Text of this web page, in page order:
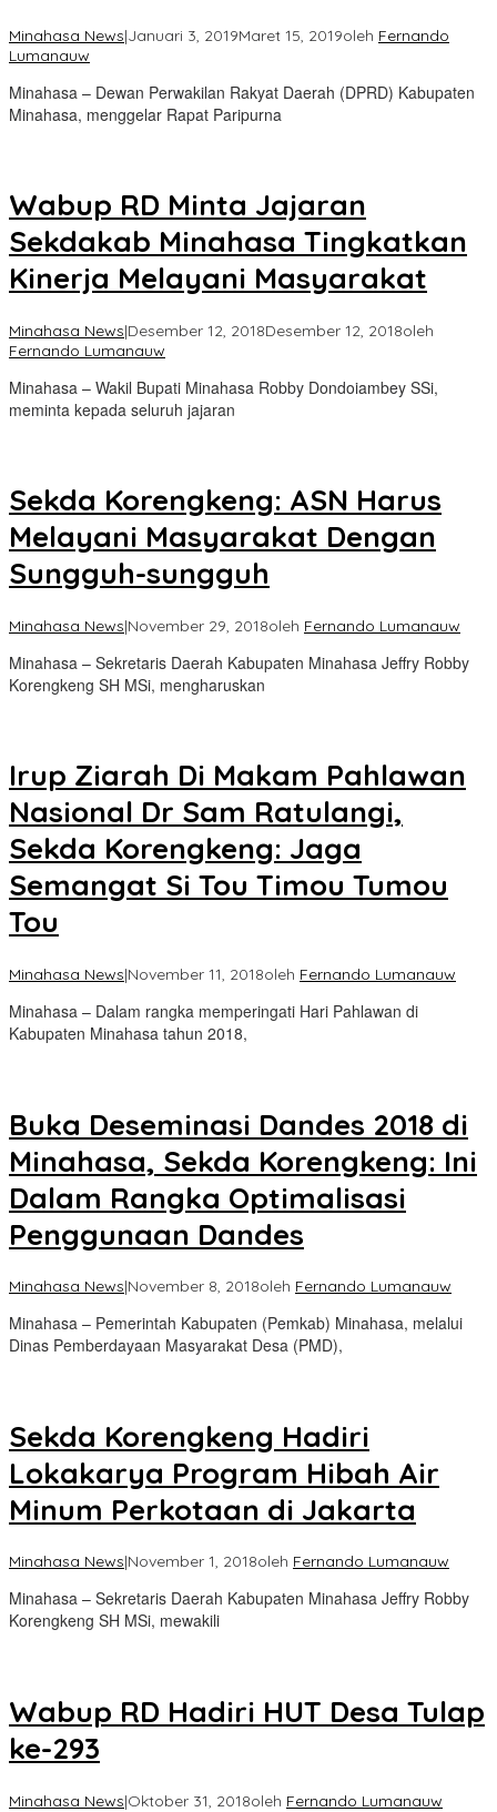
Minahasa News|Januari 3, 2019Maret 15, 2019oleh Fernando
Lumanauw
Minahasa – Dewan Perwakilan Rakyat Daerah (DPRD) Kabupaten
Minahasa, menggelar Rapat Paripurna
Wabup RD Minta Jajaran
Sekdakab Minahasa Tingkatkan
Kinerja Melayani Masyarakat
Minahasa News|Desember 12, 2018Desember 12, 2018oleh
Fernando Lumanauw
Minahasa – Wakil Bupati Minahasa Robby Dondoiambey SSi,
meminta kepada seluruh jajaran
Sekda Korengkeng: ASN Harus
Melayani Masyarakat Dengan
Sungguh-sungguh
Minahasa News|November 29, 2018oleh Fernando Lumanauw
Minahasa – Sekretaris Daerah Kabupaten Minahasa Jeffry Robby
Korengkeng SH MSi, mengharuskan
Irup Ziarah Di Makam Pahlawan
Nasional Dr Sam Ratulangi,
Sekda Korengkeng: Jaga
Semangat Si Tou Timou Tumou
Tou
Minahasa News|November 11, 2018oleh Fernando Lumanauw
Minahasa – Dalam rangka memperingati Hari Pahlawan di
Kabupaten Minahasa tahun 2018,
Buka Deseminasi Dandes 2018 di
Minahasa, Sekda Korengkeng: Ini
Dalam Rangka Optimalisasi
Penggunaan Dandes
Minahasa News|November 8, 2018oleh Fernando Lumanauw
Minahasa – Pemerintah Kabupaten (Pemkab) Minahasa, melalui
Dinas Pemberdayaan Masyarakat Desa (PMD),
Sekda Korengkeng Hadiri
Lokakarya Program Hibah Air
Minum Perkotaan di Jakarta
Minahasa News|November 1, 2018oleh Fernando Lumanauw
Minahasa – Sekretaris Daerah Kabupaten Minahasa Jeffry Robby
Korengkeng SH MSi, mewakili
Wabup RD Hadiri HUT Desa Tulap
ke-293
Minahasa News|Oktober 31, 2018oleh Fernando Lumanauw